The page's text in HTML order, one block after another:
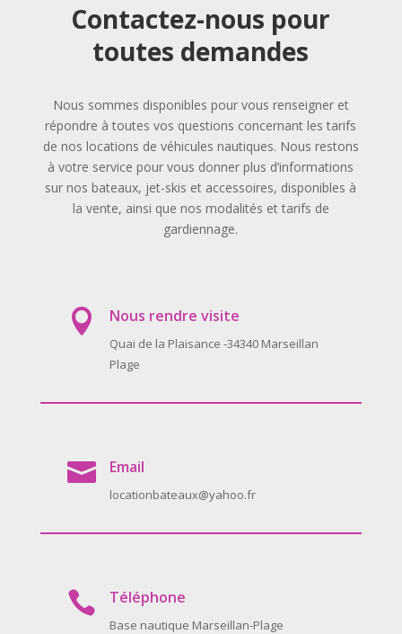
Contactez-nous pour
toutes demandes
Nous sommes disponibles pour vous renseigner et
répondre à toutes vos questions concernant les tarifs
de nos locations de véhicules nautiques. Nous restons
à votre service pour vous donner plus d’informations
sur nos bateaux, jet-skis et accessoires, disponibles à
la vente, ainsi que nos modalités et tarifs de
gardiennage.
 Nous rendre visite
Quai de la Plaisance -34340 Marseillan
Plage
 Email
locationbateaux@yahoo.fr
 Téléphone
Base nautique Marseillan-Plage